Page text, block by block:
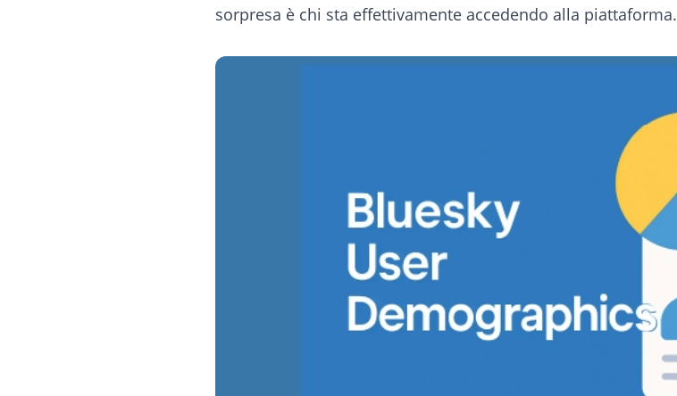
sorpresa è chi sta effettivamente accedendo alla piattaforma.